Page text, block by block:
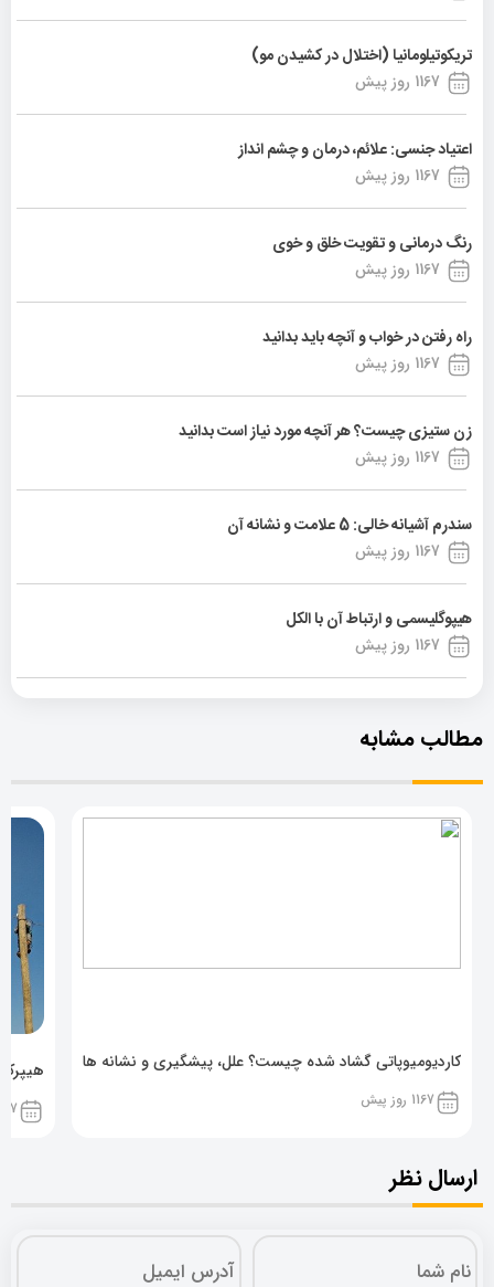
تریکوتیلومانیا (اختلال در کشیدن مو)
1167 روز پیش
اعتیاد جنسی: علائم، درمان و چشم انداز
1167 روز پیش
رنگ درمانی و تقویت خلق و خوی
1167 روز پیش
راه رفتن در خواب و آنچه باید بدانید
1167 روز پیش
زن ستیزی چیست؟ هر آنچه مورد نیاز است بدانید
1167 روز پیش
سندرم آشیانه خالی: 5 علامت و نشانه آن
1167 روز پیش
هیپوگلیسمی و ارتباط آن با الکل
1167 روز پیش
مطالب مشابه
کاردیومیوپاتی گشاد شده چیست؟ علل، پیشگیری و نشانه ها
1167 روز پیش 1167
ارسال نظر